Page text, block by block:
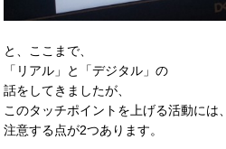
と、ここまで、
「リアル」と「デジタル」の
話をしてきましたが、
このタッチポイントを上げる活動には、
注意する点が2つあります。